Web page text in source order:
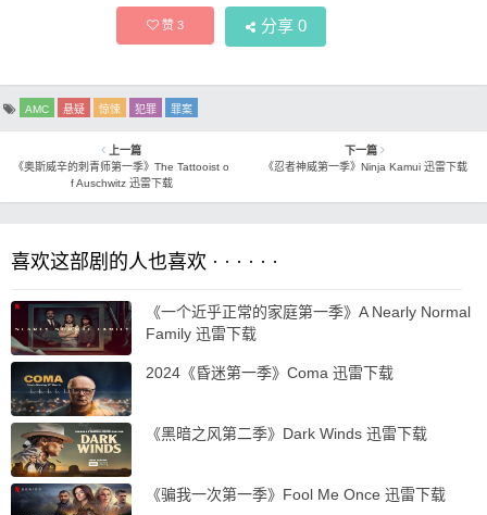
赞3 分享 0
AMC 悬疑 惊悚 犯罪 罪案
上一篇
《奥斯威辛的刺青师第一季》The Tattooist o
f Auschwitz 迅雷下载
下一篇
《忍者神威第一季》Ninja Kamui 迅雷下载
喜欢这部剧的人也喜欢 · · · · · ·
《一个近乎正常的家庭第一季》A Nearly Normal
Family 迅雷下载
2024《昏迷第一季》Coma 迅雷下载
《黑暗之风第二季》Dark Winds 迅雷下载
《骗我一次第一季》Fool Me Once 迅雷下载